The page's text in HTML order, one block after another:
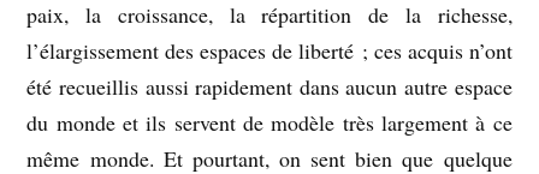
paix, la croissance, la répartition de la richesse,
l’élargissement des espaces de liberté ; ces acquis n’ont
été recueillis aussi rapidement dans aucun autre espace
du monde et ils servent de modèle très largement à ce
même monde. Et pourtant, on sent bien que quelque